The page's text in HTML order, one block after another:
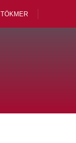
TÖKMER